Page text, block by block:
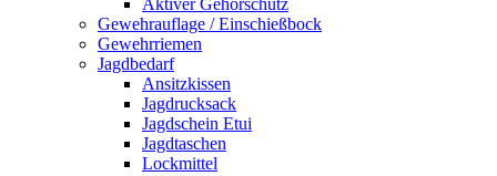
Aktiver Gehörschutz
Gewehrauflage / Einschießbock
Gewehrriemen
Jagdbedarf
Ansitzkissen
Jagdrucksack
Jagdschein Etui
Jagdtaschen
Lockmittel